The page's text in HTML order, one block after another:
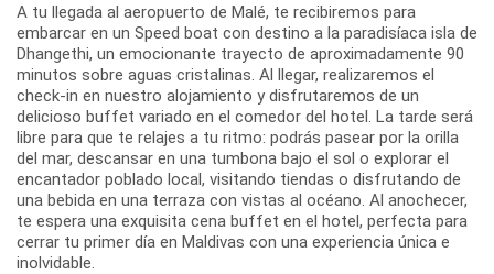
A tu llegada al aeropuerto de Malé, te recibiremos para
embarcar en un Speed boat con destino a la paradisíaca isla de
Dhangethi, un emocionante trayecto de aproximadamente 90
minutos sobre aguas cristalinas. Al llegar, realizaremos el
check-in en nuestro alojamiento y disfrutaremos de un
delicioso buffet variado en el comedor del hotel. La tarde será
libre para que te relajes a tu ritmo: podrás pasear por la orilla
del mar, descansar en una tumbona bajo el sol o explorar el
encantador poblado local, visitando tiendas o disfrutando de
una bebida en una terraza con vistas al océano. Al anochecer,
te espera una exquisita cena buffet en el hotel, perfecta para
cerrar tu primer día en Maldivas con una experiencia única e
inolvidable.